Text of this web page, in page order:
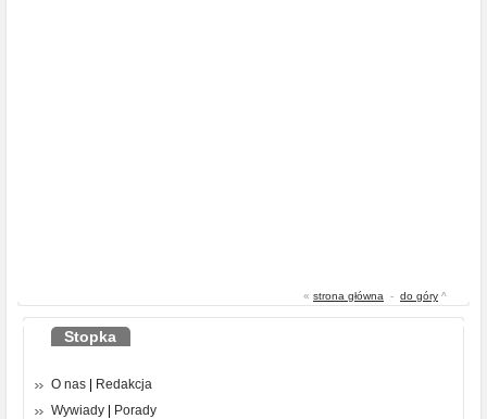
« strona główna - do góry ^
Stopka
O nas
Redakcja
Wywiady
Porady